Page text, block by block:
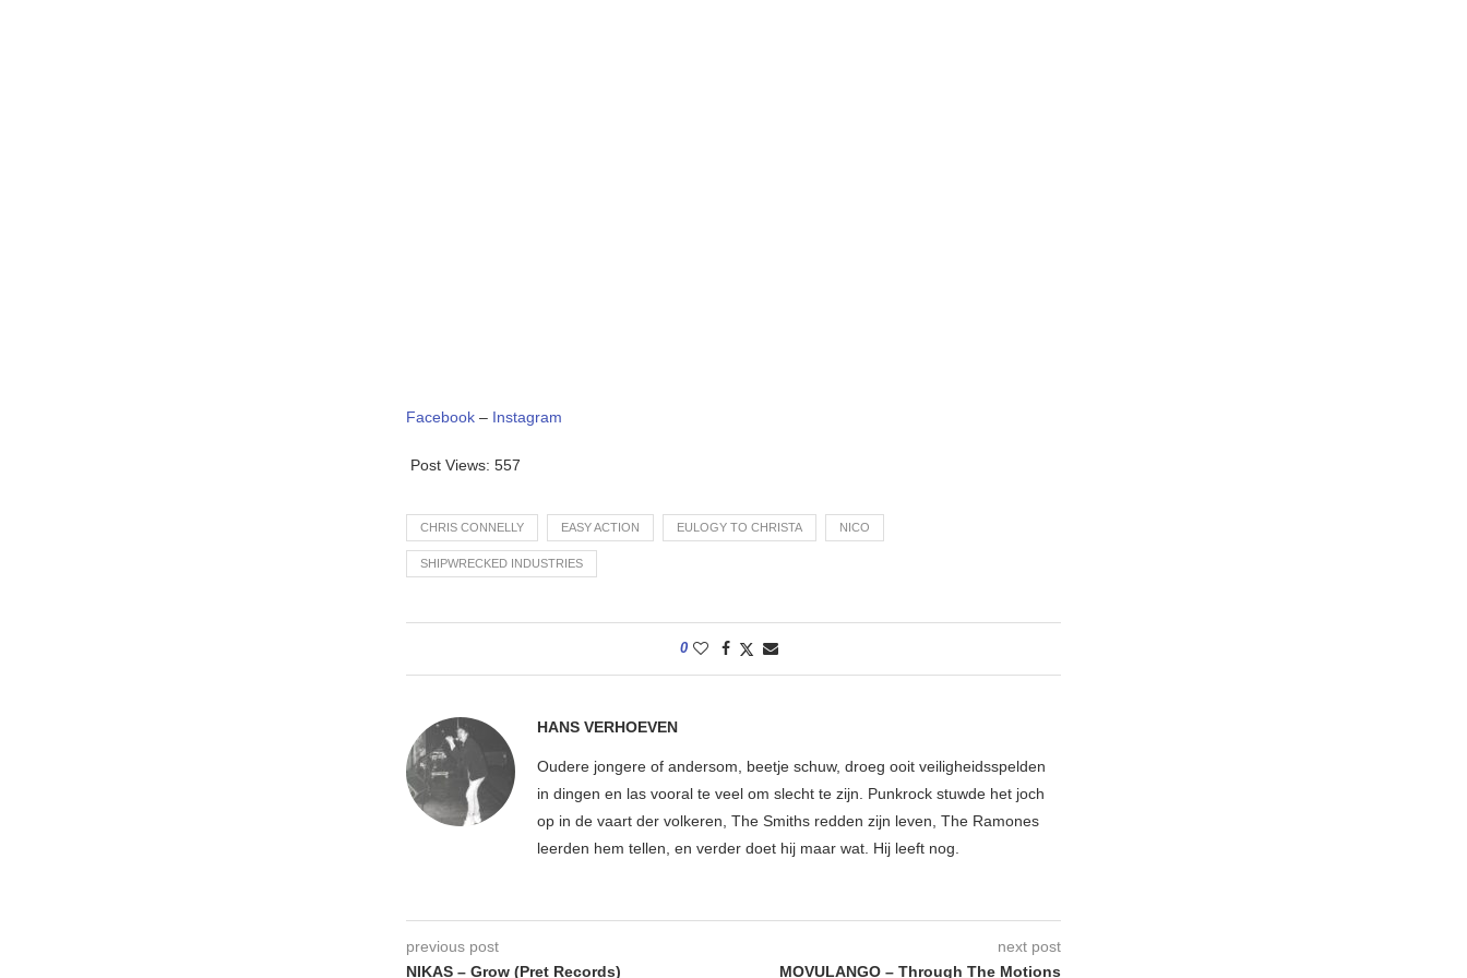
Facebook – Instagram
Post Views: 557
CHRIS CONNELLY EASY ACTION EULOGY TO CHRISTA NICO
SHIPWRECKED INDUSTRIES
0
HANS VERHOEVEN
Oudere jongere of andersom, beetje schuw, droeg ooit veiligheidsspelden
in dingen en las vooral te veel om slecht te zijn. Punkrock stuwde het joch
op in de vaart der volkeren, The Smiths redden zijn leven, The Ramones
leerden hem tellen, en verder doet hij maar wat. Hij leeft nog.
previous post
NIKAS – Grow (Pret Records)
next post
MOVULANGO – Through The Motions